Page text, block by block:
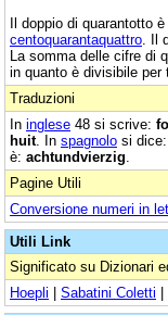
Il doppio di quarantotto è
centoquarantaquattro . Il
La somma delle cifre di
in quanto è divisibile per
Traduzioni
In inglese 48 si scrive:
huit. In spagnolo si dice:
è: achtundvierzig
Pagine Utili
Conversione numeri in
Utili Link
Significato su Dizionari
Hoepli | Sabatini Coletti |